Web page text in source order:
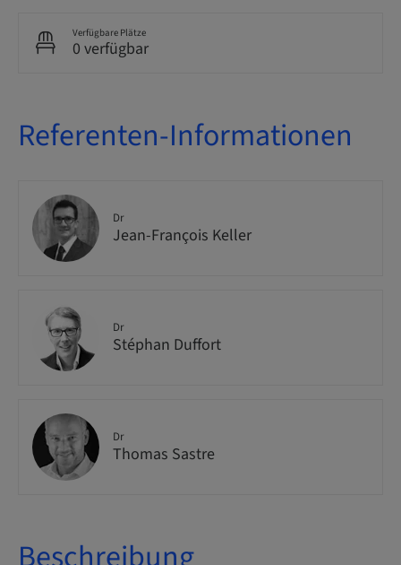
Verfügbare Plätze
0 verfügbar
Referenten-Informationen
Dr
Jean-François Keller
Dr
Stéphan Duffort
Dr
Thomas Sastre